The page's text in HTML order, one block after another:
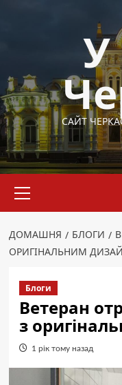
У
САЙТ
меню
ДОМАШНЯ БЛОГИ
ОРИГІНАЛЬНИМ
Блоги
Ветеран
з
1 рік тому назад